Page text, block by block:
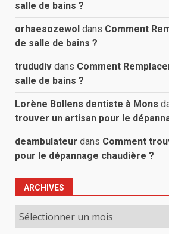
salle de bains ?
orhaesozewol dans Comment
de salle de bains ?
trududiv dans Comment
salle de bains ?
Lorène Bollens dentiste à Mons
trouver un artisan pour le
deambulateur dans Comment
pour le dépannage chaudière ?
ARCHIVES
Archives